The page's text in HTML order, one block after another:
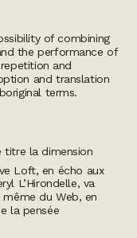
of combining
the performance of
and
and translation
terms.
titre la dimension
Loft, en écho aux
L’Hirondelle, va
du Web, en
la pensée